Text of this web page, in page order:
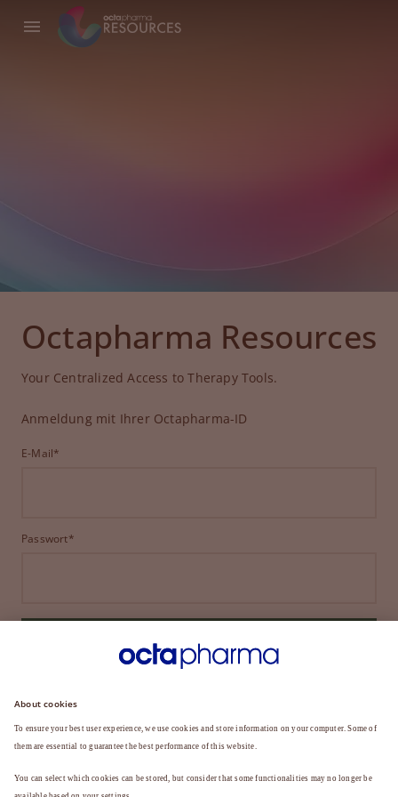
Octapharma Resources
Your Centralized Access to Therapy Tools.
Anmeldung mit Ihrer Octapharma-ID
E-Mail*
Passwort*
ANMELDEN